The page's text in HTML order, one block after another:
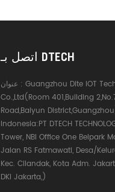
اتصل بـ DTECH
عنوان :Guangzhou Dite IOT
Co.,Ltd(Room 401,Building
Road,Baiyun
Indonesia:PT DTECH
Tower, NBI Office One Belpark
Jalan RS Fatmawati, Desa/
Kec. Cilandak, Kota Adm.
DKI Jakarta,)